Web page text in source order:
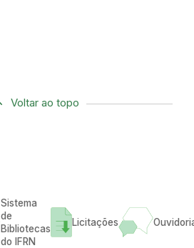
Voltar ao topo
Sistema
de
Bibliotecas
do IFRN
Licitações